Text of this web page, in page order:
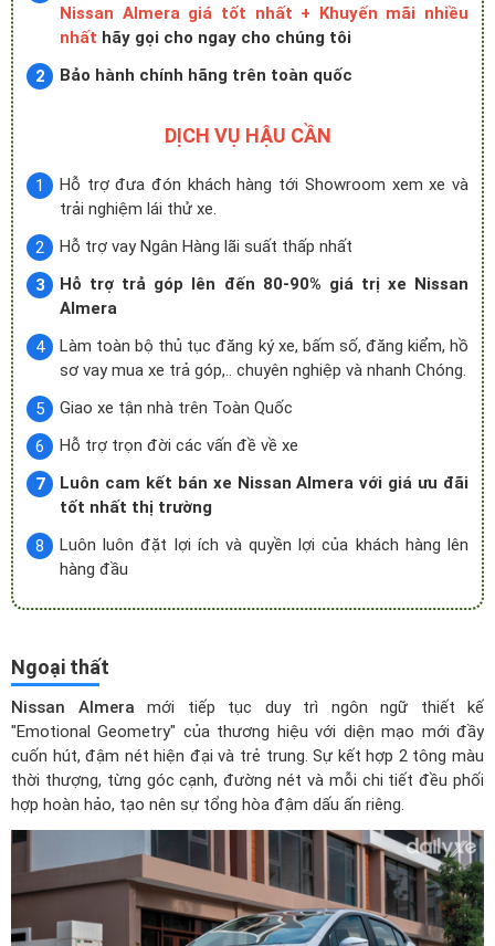
Nissan Almera giá tốt nhất + Khuyến mãi nhiều
nhất hãy gọi cho ngay cho chúng tôi
Bảo hành chính hãng trên toàn quốc
DỊCH VỤ HẬU CẦN
Hỗ trợ đưa đón khách hàng tới Showroom xem xe và
trải nghiệm lái thử xe.
Hỗ trợ vay Ngân Hàng lãi suất thấp nhất
Hỗ trợ trả góp lên đến 80-90% giá trị xe Nissan
Almera
Làm toàn bộ thủ tục đăng ký xe, bấm số, đăng kiểm, hồ
sơ vay mua xe trả góp,.. chuyên nghiệp và nhanh Chóng.
Giao xe tận nhà trên Toàn Quốc
Hỗ trợ trọn đời các vấn đề về xe
Luôn cam kết bán xe Nissan Almera với giá ưu đãi
tốt nhất thị trường
Luôn luôn đặt lợi ích và quyền lợi của khách hàng lên
hàng đầu
Ngoại thất
Nissan Almera mới tiếp tục duy trì ngôn ngữ thiết kế
"Emotional Geometry" của thương hiệu với diện mạo mới đầy
cuốn hút, đậm nét hiện đại và trẻ trung. Sự kết hợp 2 tông màu
thời thượng, từng góc cạnh, đường nét và mỗi chi tiết đều phối
hợp hoàn hảo, tạo nên sự tổng hòa đậm dấu ấn riêng.